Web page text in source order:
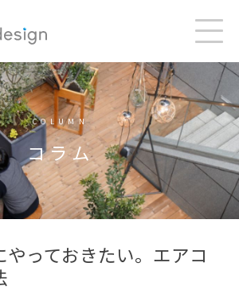
COLUMN
コラム
っておきたい。エアコ